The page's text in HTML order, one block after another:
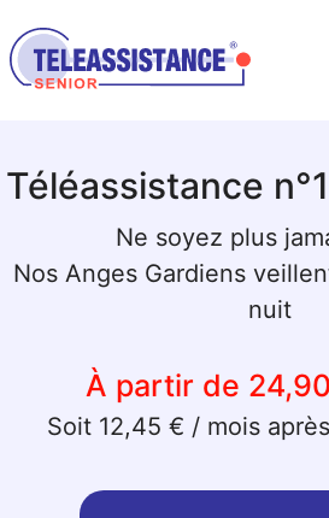
Téléassistance
Ne soyez plus
Nos Anges Gardiens
nuit
À partir de
Soit 12,45 € / mois